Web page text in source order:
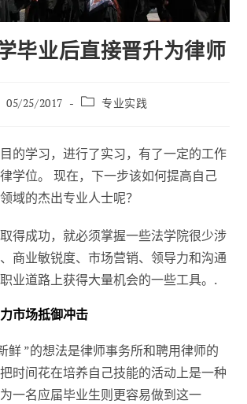
毕业后直接晋升为律师
05/25/2017
职
别
专业实践
的学习，进行了实习，有了一定的工作
学位。 现在，下一步该如何提高自己
域的杰出专业人士呢？
得成功，就必须掌握一些法学院很少涉
商业敏锐度、市场营销、领导力和沟通
业道路上获得大量机会的一些工具。.
市场抵御冲击
鲜 ”的想法是律师事务所和聘用律师的
时间花在培养自己技能的活动上是一种
一名应届毕业生则更容易做到这一